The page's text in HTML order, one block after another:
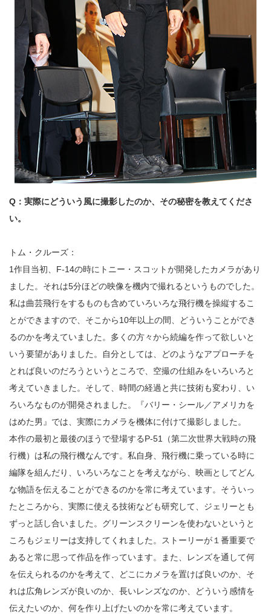
Q：実際にどういう風に撮影したのか、その秘密を教えてくださ
い。
トム・クルーズ：
1作目当初、F-14の時にトニー・スコットが開発したカメラがあり
ました。それは5分ほどの映像を機内で撮れるというものでした。
私は曲芸飛行をするものも含めていろいろな飛行機を操縦するこ
とができますので、そこから10年以上の間、どういうことができ
るのかを考えていました。多くの方々から続編を作って欲しいと
いう要望がありました。自分としては、どのようなアプローチを
とれば良いのだろうというところで、空撮の仕組みをいろいろと
考えていきました。そして、時間の経過と共に技術も変わり、い
ろいろなものが開発されました。『バリー・シール／アメリカを
はめた男』では、実際にカメラを機体に付けて撮影しました。
本作の最初と最後のほうで登場するP-51（第二次世界大戦時の飛
行機）は私の飛行機なんです。私自身、飛行機に乗っている時に
編隊を組んだり、いろいろなことを考えながら、映画としてどん
な物語を伝えることができるのかを常に考えています。そういっ
たところから、実際に使える技術なども研究して、ジェリーとも
ずっと話し合いました。グリーンスクリーンを使わないというと
ころもジェリーは支持してくれました。ストーリーが１番重要で
あると常に思って作品を作っています。また、レンズを通して何
を伝えられるのかを考えて、どこにカメラを置けば良いのか、そ
れは広角レンズが良いのか、長いレンズなのか、どういう感情を
伝えたいのか、何を作り上げたいのかを常に考えています。